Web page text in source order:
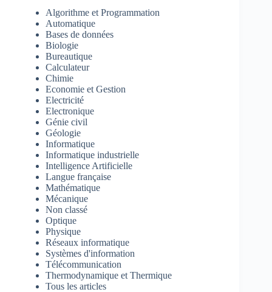
Algorithme et Programmation
Automatique
Bases de données
Biologie
Bureautique
Calculateur
Chimie
Economie et Gestion
Electricité
Electronique
Génie civil
Géologie
Informatique
Informatique industrielle
Intelligence Artificielle
Langue française
Mathématique
Mécanique
Non classé
Optique
Physique
Réseaux informatique
Systèmes d'information
Télécommunication
Thermodynamique et Thermique
Tous les articles